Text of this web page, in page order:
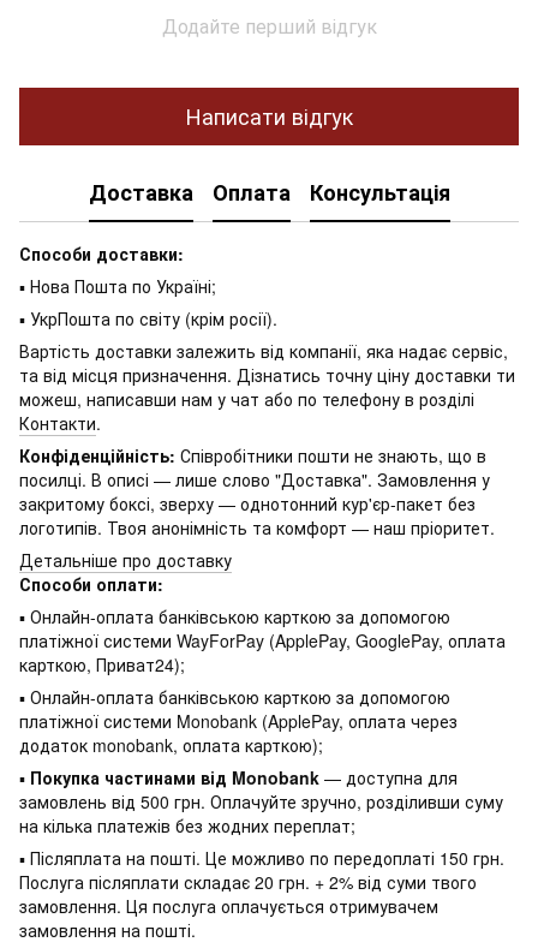
Додайте перший відгук
Написати відгук
Доставка Оплата Консультація
Способи доставки:
▪ Нова Пошта по Україні;
▪ УкрПошта по світу (крім росії).
Вартість доставки залежить від компанії, яка надає сервіс,
та від місця призначення. Дізнатись точну ціну доставки ти
можеш, написавши нам у чат або по телефону в розділі
Контакти.
Конфіденційність: Співробітники пошти не знають, що в
посилці. В описі — лише слово "Доставка". Замовлення у
закритому боксі, зверху — однотонний кур'єр-пакет без
логотипів. Твоя анонімність та комфорт — наш пріоритет.
Детальніше про доставку
Способи оплати:
▪ Онлайн-оплата банківською карткою за допомогою
платіжної системи WayForPay (ApplePay, GooglePay, оплата
карткою, Приват24);
▪ Онлайн-оплата банківською карткою за допомогою
платіжної системи Monobank (ApplePay, оплата через
додаток monobank, оплата карткою);
▪ Покупка частинами від Monobank — доступна для
замовлень від 500 грн. Оплачуйте зручно, розділивши суму
на кілька платежів без жодних переплат;
▪ Післяплата на пошті. Це можливо по передоплаті 150 грн.
Послуга післяплати складає 20 грн. + 2% від суми твого
замовлення. Ця послуга оплачується отримувачем
замовлення на пошті.